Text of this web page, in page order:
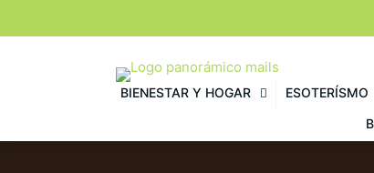
BIENESTAR Y HOGAR ESOTERÍSMO